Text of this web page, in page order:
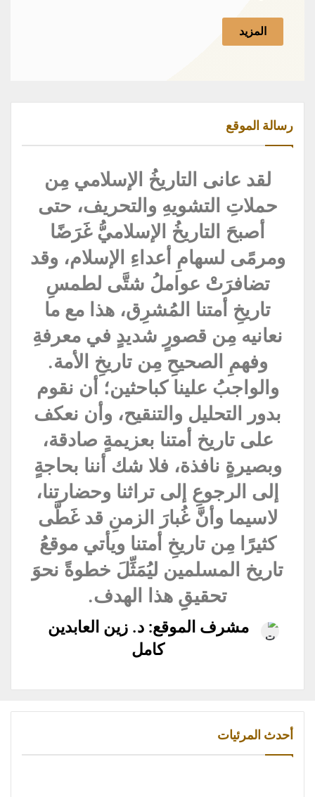
المزيد
رسالة الموقع
لقد عانى التاريخُ الإسلامي مِن
حملاتِ التشويهِ والتحريف، حتى
أصبحَ التاريخُ الإسلاميُّ غَرَضًا
ومرمًى لسهامِ أعداءِ الإسلام، وقد
تضافرَتْ عواملُ شتَّى لطمسِ
تاريخِ أمتنا المُشرِق، هذا مع ما
نعانيه مِن قصورٍ شديدٍ في معرفةِ
وفهمِ الصحيحِ مِن تاريخِ الأمة.
والواجبُ علينا كباحثين؛ أن نقوم
بدور التحليل والتنقيح، وأن نعكف
على تاريخ أمتنا بعزيمةٍ صادقة،
وبصيرةٍ نافذة، فلا شك أننا بحاجةٍ
إلى الرجوعِ إلى تراثنا وحضارتنا،
لاسيما وأنَّ غُبارَ الزمنِ قد غَطَّى
كثيرًا مِن تاريخِ أمتنا ويأتي موقعُ
تاريخ المسلمين ليُمَثِّلَ خطوةً نحوَ
تحقيقِِ هذا الهدف.
مشرف الموقع: د. زين العابدين
كامل
أحدث المرئيات